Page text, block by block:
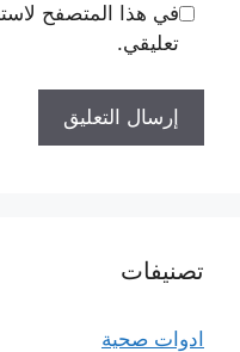
في هذا المتصفح
تعليقي.
تصنيفات
ادوات صحية